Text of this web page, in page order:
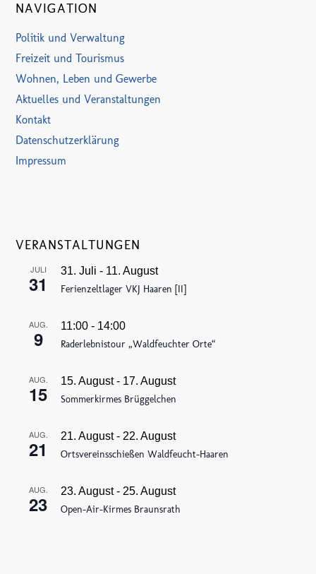
NAVIGATION
Politik und Verwaltung
Freizeit und Tourismus
Wohnen, Leben und Gewerbe
Aktuelles und Veranstaltungen
Kontakt
Datenschutzerklärung
Impressum
VERANSTALTUNGEN
JULI
31
31. Juli - 11. August
Ferienzeltlager VKJ Haaren [II]
AUG.
9
11:00 - 14:00
Raderlebnistour „Waldfeuchter Orte“
AUG.
15
15. August- 17. August
Sommerkirmes Brüggelchen
AUG.
21
21. August- 22. August
Ortsvereinsschießen Waldfeucht-Haaren
AUG.
23
23. August- 25. August
Open-Air-Kirmes Braunsrath